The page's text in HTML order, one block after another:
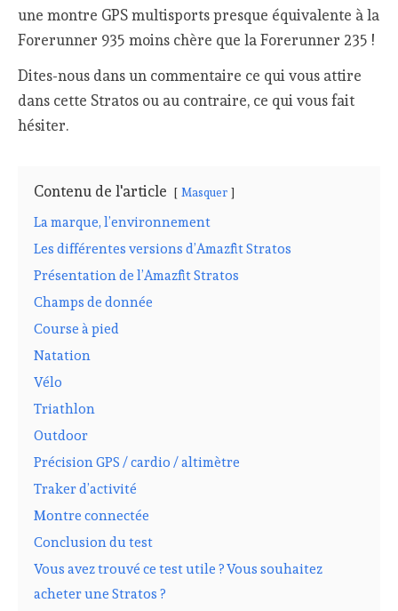
une montre GPS multisports presque équivalente à la
Forerunner 935 moins chère que la Forerunner 235 !
Dites-nous dans un commentaire ce qui vous attire
dans cette Stratos ou au contraire, ce qui vous fait
hésiter.
Contenu de l'article Masquer
La marque, l’environnement
Les différentes versions d’Amazfit Stratos
Présentation de l’Amazfit Stratos
Champs de donnée
Course à pied
Natation
Vélo
Triathlon
Outdoor
Précision GPS / cardio / altimètre
Traker d’activité
Montre connectée
Conclusion du test
Vous avez trouvé ce test utile ? Vous souhaitez
acheter une Stratos ?